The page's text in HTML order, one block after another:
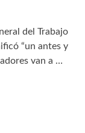
del Trabajo
“un antes y
van a …